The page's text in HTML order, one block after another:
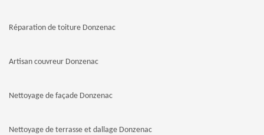
Réparation de toiture Donzenac
Artisan couvreur Donzenac
Nettoyage de façade Donzenac
Nettoyage de terrasse et dallage Donzenac